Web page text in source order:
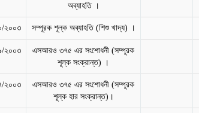
অব্যাহতি ।
২০০৩ সম্পূরক শূল্ক অব্যাহতি (শিশু খাদ্য) ।
২০০৩
এসআরও ৩৭৫ এর সংশোধনী (সম্পূরক
শূল্ক সংক্রান্ত) ।
২০০৩
এসআরও ৩৭৫ এর সংশোধনী (সম্পূরক
শূল্ক হার সংক্রান্ত)।